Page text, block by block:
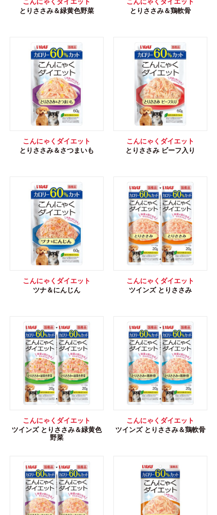
とりささみ＆緑黄色野菜
とりささみ＆鶏軟骨
こんにゃくダイエット
とりささみ＆さつまいも
こんにゃくダイエット
とりささみ ビーフ入り
こんにゃくダイエット
ツナ＆にんじん
こんにゃくダイエット
ツインズ とりささみ
こんにゃくダイエット
ツインズ とりささみ＆緑黄色
野菜
こんにゃくダイエット
ツインズ とりささみ＆鶏軟骨